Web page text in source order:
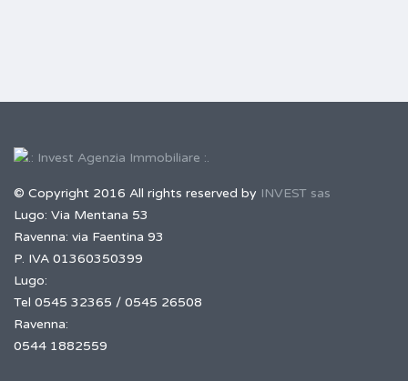
© Copyright 2016 All rights reserved by INVEST sas
Lugo: Via Mentana 53
Ravenna: via Faentina 93
P. IVA 01360350399
Lugo:
Tel 0545 32365 / 0545 26508
Ravenna:
0544 1882559